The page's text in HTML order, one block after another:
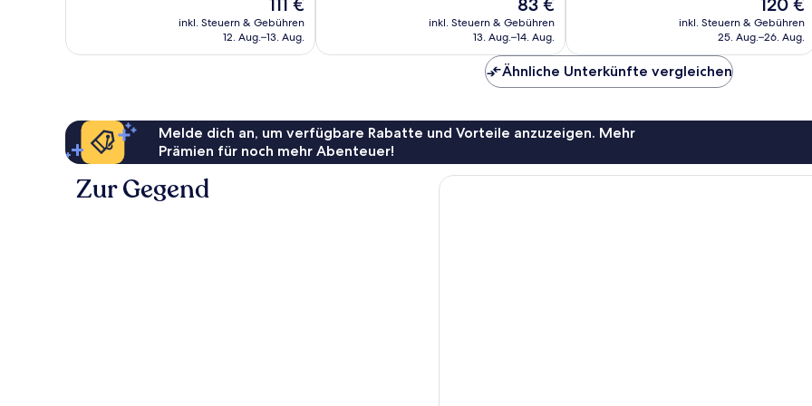
Preis
beträgt
inkl. Steuern & Gebühren
12. Aug.–13. Aug.
Preis
beträgt
inkl. Steuern & Gebühren
13. Aug.–14. Aug.
Preis
beträgt
inkl. Steuern & Gebühren
25. Aug.–26. Aug.
Ähnliche Unterkünfte vergleichen
Melde dich an, um verfügbare Rabatte und Vorteile anzuzeigen. Mehr
Prämien für noch mehr Abenteuer!
Zur Gegend